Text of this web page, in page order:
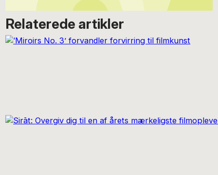
Relaterede artikler